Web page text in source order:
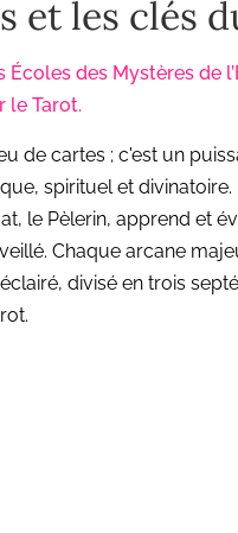
et les clés
des Mystères de
le Tarot.
de cartes ; c'est un
spirituel et divinatoire.
le Pèlerin, apprend et
Chaque arcane
divisé en trois